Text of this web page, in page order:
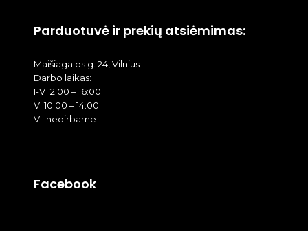
Parduotuvė ir prekių atsiėmimas:
Maišiagalos g. 24, Vilnius
Darbo laikas:
I-V 12:00 – 16:00
VI 10:00 – 14:00
VII nedirbame
Facebook